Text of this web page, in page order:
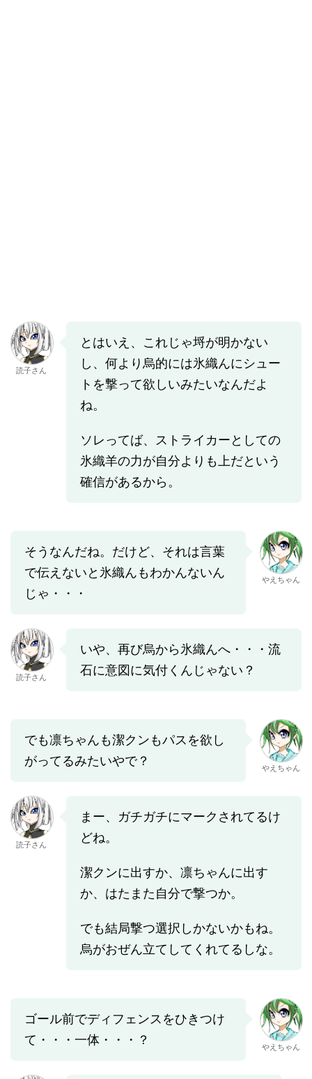
読子さん
とはいえ、これじゃ埒が明かない
し、何より烏的には氷織んにシュー
トを撃って欲しいみたいなんだよ
ね。
ソレってば、ストライカーとしての
氷織羊の力が自分よりも上だという
確信があるから。
そうなんだね。だけど、それは言葉
で伝えないと氷織んもわかんないん
じゃ・・・
やえちゃん
読子さん
いや、再び烏から氷織んへ・・・流
石に意図に気付くんじゃない？
でも凛ちゃんも潔クンもパスを欲し
がってるみたいやで？
やえちゃん
読子さん
まー、ガチガチにマークされてるけ
どね。
潔クンに出すか、凛ちゃんに出す
か、はたまた自分で撃つか。
でも結局撃つ選択しかないかもね。
烏がおぜん立てしてくれてるしな。
ゴール前でディフェンスをひきつけ
て・・・一体・・・？
やえちゃん